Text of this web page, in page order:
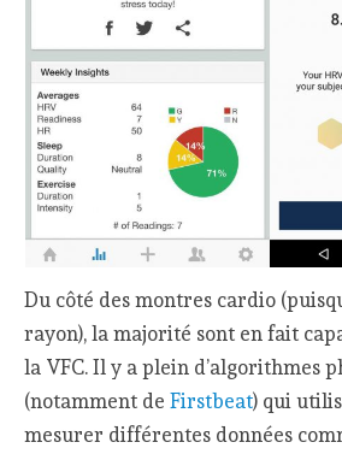
Du côté des montres cardio
rayon), la majorité sont en fait
la VFC. Il y a plein d’algorithmes
(notamment deFirstbeat) qui
mesurer différentes données